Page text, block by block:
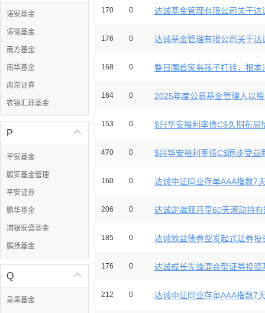
诺安基金
诺德基金
南方基金
南华基金
南京证券
农银汇理基金

P
平安基金
鹏安基金管理
平安证券
鹏华基金
浦银安盛基金
鹏扬基金

Q
泉果基金
170 0 达诚基金管理有限公司关于达
176 0 达诚基金管理有限公司关于达
168 0 整日围着家务孩子打转，根本
164 0 2025年度公募基金管理人以
153 0 $兴华安裕利率债C$久期布局
470 0 $兴华安裕利率债C$同步受益
160 0 达诚中证同业存单AAA指数7
206 0 达诚定海双月享60天滚动持
185 0 达诚致益债券型发起式证券投
176 0 达诚成长先锋混合型证券投资
212 0 达诚中证同业存单AAA指数7